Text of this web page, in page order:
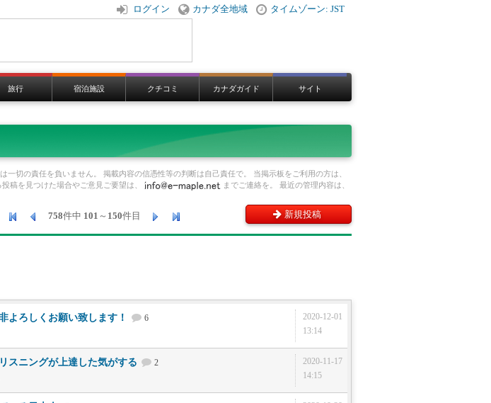
ログイン カナダ全地域 タイムゾーン: JST
旅行 宿泊施設 クチコミ カナダガイド サイト
一切の責任を負いません。 掲載内容の信憑性等の判断は自己責任で。 当掲示板をご利用の方は、
稿を見つけた場合やご意見ご要望は、
までご連絡を。 最近の管理内容は、
新規投稿
758件中 101 ～ 150件目
2020-12-01
13:14
よろしくお願い致します！
6
2020-11-17
14:15
スニングが上達した気がする
2